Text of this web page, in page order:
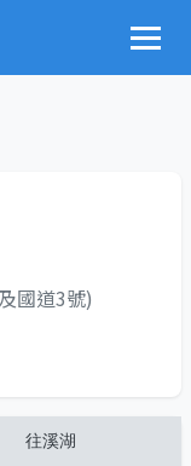
國道3號)
往溪湖